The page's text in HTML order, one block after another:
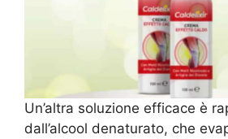
Un’altra soluzione efficace è
dall’alcool denaturato, che